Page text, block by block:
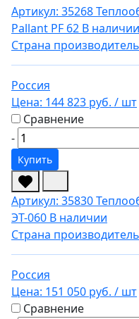
Артикул: 35268
Pallant PF 62 В наличии
Страна производитель
Россия
Цена: 144 823 руб. / шт
Сравнение
-
Купить
Артикул: 35830
ЭТ-060 В наличии
Страна производитель
Россия
Цена: 151 050 руб. / шт
Сравнение